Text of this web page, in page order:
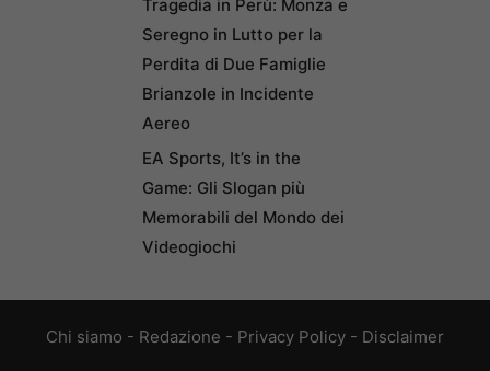
Tragedia in Perù: Monza e
Seregno in Lutto per la
Perdita di Due Famiglie
Brianzole in Incidente
Aereo
EA Sports, It’s in the
Game: Gli Slogan più
Memorabili del Mondo dei
Videogiochi
Chi siamo - Redazione - Privacy Policy - Disclaimer